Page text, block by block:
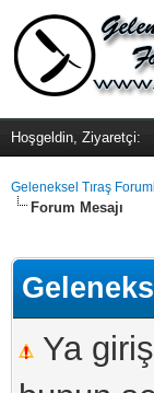
Hoşgeldin, Ziyaretçi:
Geleneksel Tıraş
Forum Mesajı
Ya